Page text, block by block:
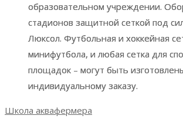
образовательном учреждении.
стадионов защитной сеткой под
Люксол. Футбольная и хоккейная
минифутбола, и любая сетка для
площадок – могут быть
индивидуальному заказу.
образовательном учреждении.
стадионов защитной сеткой под
Люксол. Футбольная и хоккейная
минифутбола, и любая сетка для
площадок – могут быть
индивидуальному заказу.
Новости
Итоги выставки 2021
Итоги выставки 2022
Итоги выставки 2023
Фотогалерея
СМИ о выставке
Школа аквафермера